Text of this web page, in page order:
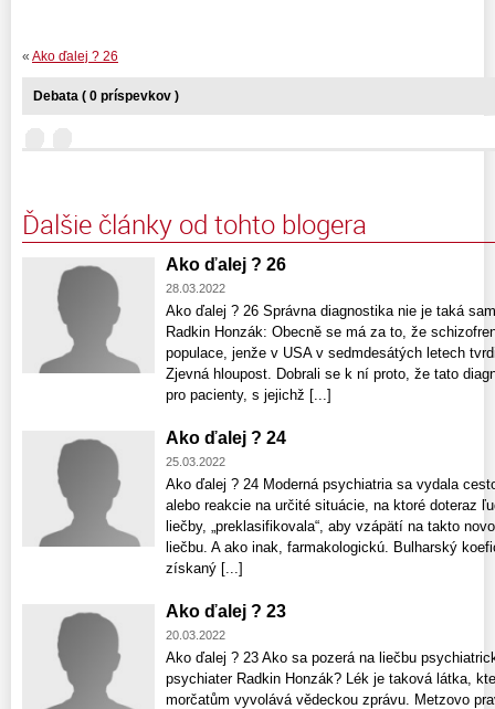
« Ako ďalej ? 26
Debata ( 0 príspevkov )
Ďalšie články od tohto blogera
Ako ďalej ? 26
28.03.2022
Ako ďalej ? 26 Správna diagnostika nie je taká
Radkin Honzák: Obecně se má za to, že
populace, jenže v USA v sedmdesátých letech
Zjevná hloupost. Dobrali se k ní proto, že tato
pro pacienty, s jejichž [...]
Ako ďalej ? 24
25.03.2022
Ako ďalej ? 24 Moderná psychiatria sa vydala
alebo reakcie na určité situácie, na ktoré doteraz
liečby, „preklasifikovala“, aby vzápätí na takto
liečbu. A ako inak, farmakologickú. Bulharský
získaný [...]
Ako ďalej ? 23
20.03.2022
Ako ďalej ? 23 Ako sa pozerá na liečbu
psychiater Radkin Honzák? Lék je taková látka,
morčatům vyvolává vědeckou zprávu. Metzovo